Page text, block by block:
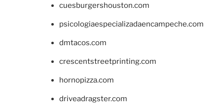
cuesburgershouston.com
psicologiaespecializadaencampeche.com
dmtacos.com
crescentstreetprinting.com
hornopizza.com
driveadragster.com